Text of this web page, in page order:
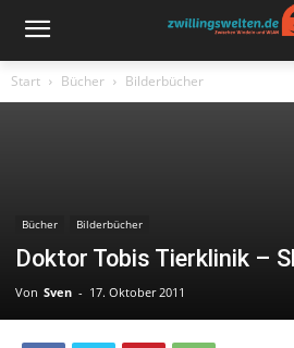
Start Bücher Bilderbücher
Bücher Bilderbücher
Doktor Tobis Tierklinik –
Von Sven - 17. Oktober 2011